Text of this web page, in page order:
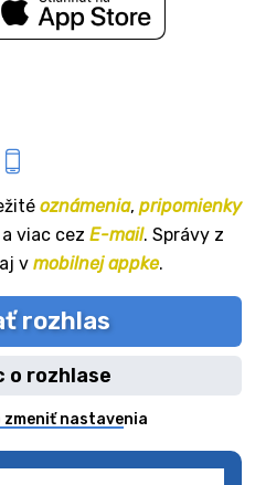
oznámenia, pripomienky
viac cez E-mail. Správy z
v mobilnej appke.
rozhlas
o rozhlase
zmeniť nastavenia